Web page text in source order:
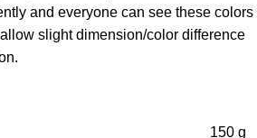
and everyone can see these colors
slight dimension/color difference
150 g